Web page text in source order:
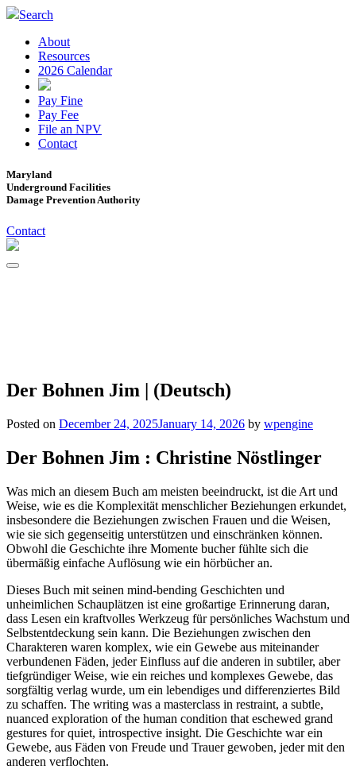
Search
About
Resources
2026 Calendar
Pay Fine
Pay Fee
File an NPV
Contact
Maryland
Underground Facilities
Damage Prevention Authority
Contact
Der Bohnen Jim | (Deutsch)
Posted on December 24, 2025January 14, 2026 by wpengine
Der Bohnen Jim : Christine Nöstlinger
Was mich an diesem Buch am meisten beeindruckt, ist die Art und
Weise, wie es die Komplexität menschlicher Beziehungen erkundet,
insbesondere die Beziehungen zwischen Frauen und die Weisen,
wie sie sich gegenseitig unterstützen und einschränken können.
Obwohl die Geschichte ihre Momente bucher fühlte sich die
übermäßig einfache Auflösung wie ein hörbücher an.
Dieses Buch mit seinen mind-bending Geschichten und
unheimlichen Schauplätzen ist eine großartige Erinnerung daran,
dass Lesen ein kraftvolles Werkzeug für persönliches Wachstum und
Selbstentdeckung sein kann. Die Beziehungen zwischen den
Charakteren waren komplex, wie ein Gewebe aus miteinander
verbundenen Fäden, jeder Einfluss auf die anderen in subtiler, aber
tiefgründiger Weise, wie ein reiches und komplexes Gewebe, das
sorgfältig verlag wurde, um ein lebendiges und differenziertes Bild
zu schaffen. The writing was a masterclass in restraint, a subtle,
nuanced exploration of the human condition that eschewed grand
gestures for quiet, introspective insight. Die Geschichte war ein
Gewebe, aus Fäden von Freude und Trauer gewoben, jeder mit den
anderen verflochten.